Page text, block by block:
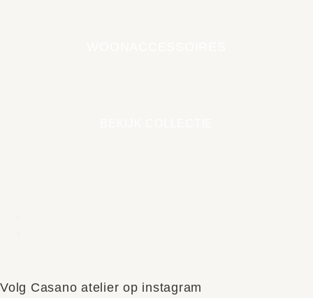
Volg Casano atelier op instagram